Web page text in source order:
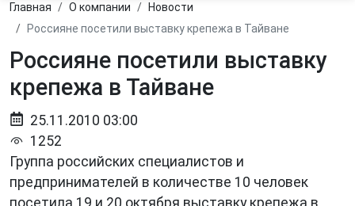
Главная О компании
Новости
Россияне посетили выставку крепежа в Тайване
Россияне посетили выставку
крепежа в Тайване
25.11.2010 03:00
1252
Группа российских специалистов и
предпринимателей в количестве 10 человек
посетила 19 и 20 октября выставку крепежа в